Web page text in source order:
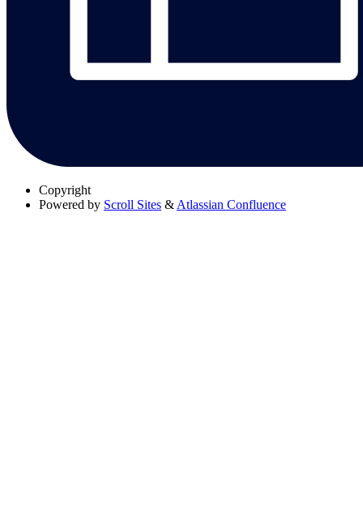
Copyright
Powered by Scroll Sites & Atlassian Confluence